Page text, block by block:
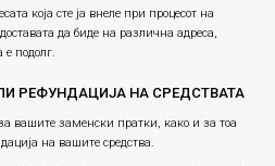
која сте ја внеле при процесот на
да биде на различна адреса,
е подолг.
РЕФУНДАЦИЈА НА СРЕДСТВАТА
вашите заменски пратки, како и за тоа
на вашите средства.